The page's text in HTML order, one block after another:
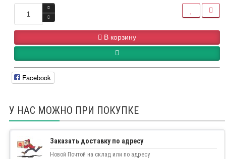
В корзину
Facebook
У НАС МОЖНО ПРИ ПОКУПКЕ
Заказать доставку по адресу
Новой Почтой на склад или по адресу